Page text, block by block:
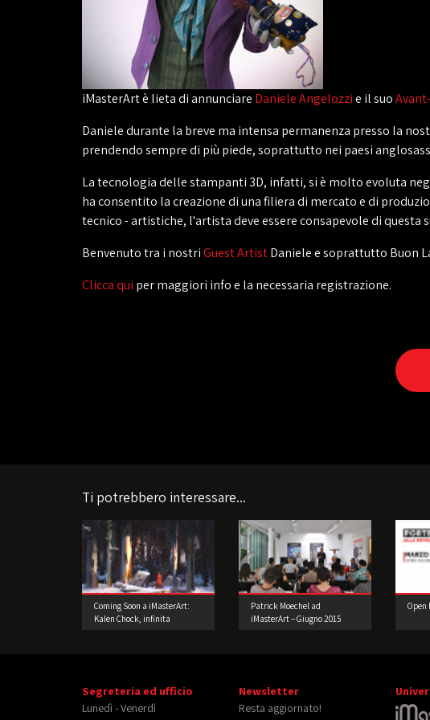
iMasterArt è lieta di annunciare Daniele Angelozzie il suo
Daniele durante la breve ma intensa permanenza presso la
prendendo sempre di più piede, soprattutto nei paesi
La tecnologia delle stampanti 3D, infatti, si è molto evoluta
ha consentito la creazione di una filiera di mercato e di
tecnico - artistiche, l'artista deve essere consapevole di questa
Benvenuto tra i nostriGuest ArtistDaniele e soprattutto Buon
Clicca qui per maggiori info e la necessaria registrazione.
Ti potrebbero interessare...
Coming Soon a iMasterArt:
Kalen Chock, infinita
Patrick Moechel ad
iMasterArt – Giugno 2015
Open
Segreteria ed ufficio
Lunedì - Venerdì
Newsletter
Resta aggiornato!